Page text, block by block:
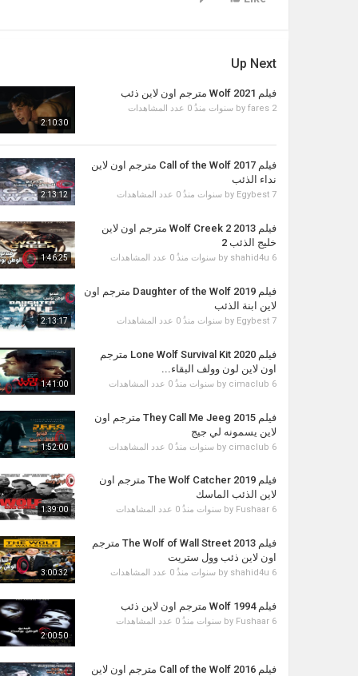
Up Next
2:10:30
فيلم Wolf 2021 مترجم اون لاين ذئب
by fares 2 سنوات منذُ 0 عدد المشاهدات
2:13:12
فيلم Call of the Wolf 2017 مترجم اون لاين
نداء الذئب
by Egybest 7 سنوات منذُ 0 عدد المشاهدات
1:46:25
فيلم Wolf Creek 2 2013 مترجم اون لاين
خليج الذئب 2
by shahid4u 6 سنوات منذُ 0 عدد المشاهدات
2:13:17
فيلم Daughter of the Wolf 2019 مترجم اون
لاين ابنة الذئب
by Egybest 7 سنوات منذُ 0 عدد المشاهدات
1:41:00
فيلم Lone Wolf Survival Kit 2020 مترجم
اون لاين لون وولف البقاء...
by cimaclub 6 سنوات منذُ 0 عدد المشاهدات
1:52:00
فيلم They Call Me Jeeg 2015 مترجم اون
لاين يسمونه لي جيج
by cimaclub 6 سنوات منذُ 0 عدد المشاهدات
1:39:00
فيلم The Wolf Catcher 2019 مترجم اون
لاين الذئب الماسك
by Fushaar 6 سنوات منذُ 0 عدد المشاهدات
3:00:32
فيلم The Wolf of Wall Street 2013 مترجم
اون لاين ذئب وول ستريت
by shahid4u 6 سنوات منذُ 0 عدد المشاهدات
2:00:50
فيلم Wolf 1994 مترجم اون لاين ذئب
by Fushaar 6 سنوات منذُ 0 عدد المشاهدات
فيلم Call of the Wolf 2016 مترجم اون لاين